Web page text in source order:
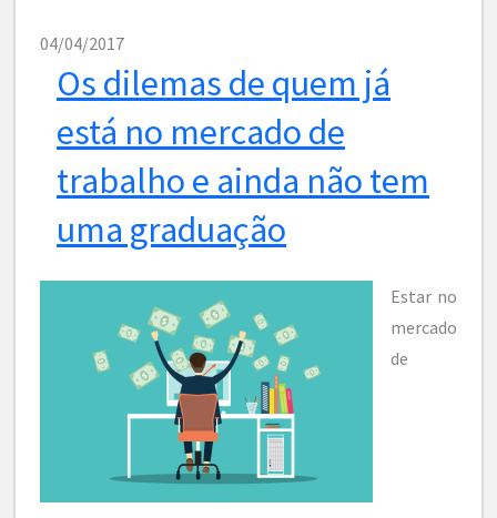
04/04/2017
Os dilemas de quem já
está no mercado de
trabalho e ainda não tem
uma graduação
Estar no
mercado
de